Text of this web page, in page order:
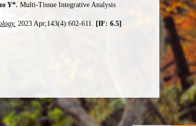
Y*. Multi-Tissue Integrative Analysis
2023 Apr;143(4):602-611. [IF: 6.5]
and osteogenic differentiation of